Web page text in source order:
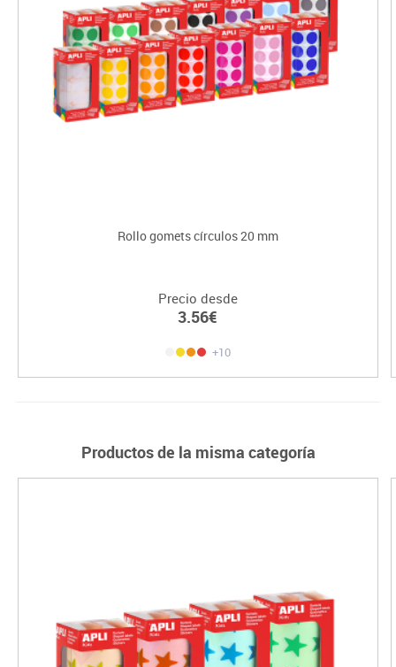
Rollo gomets círculos 20 mm
Precio desde
3.56€
+10
Productos de la misma categoría